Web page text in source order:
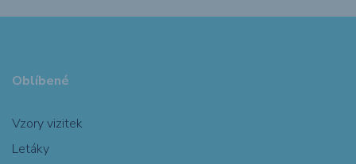
Oblíbené
Vzory vizitek
Letáky